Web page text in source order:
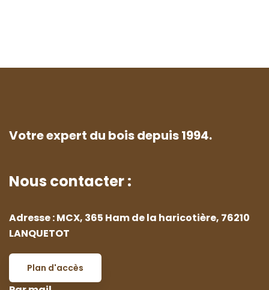
Votre expert du bois depuis 1994.
Nous contacter :
Adresse : MCX, 365 Ham de la haricotière, 76210
LANQUETOT
Plan d'accès